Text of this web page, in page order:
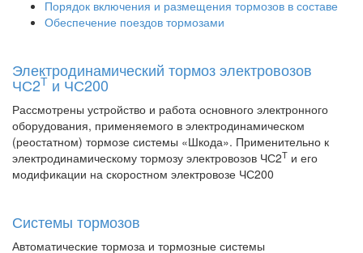
Порядок включения и размещения тормозов в составе
Обеспечение поездов тормозами
Электродинамический тормоз электровозов
ЧС2Т и ЧС200
Рассмотрены устройство и работа основного электронного
оборудования, применяемого в электродинамическом
(реостатном) тормозе системы «Шкода». Применительно к
электродинамическому тормозу электровозов ЧС2Т и его
модификации на скоростном электровозе ЧС200
Системы тормозов
Автоматические тормоза и тормозные системы